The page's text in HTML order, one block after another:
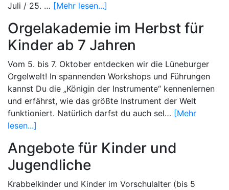
Juli / 25. … [Mehr lesen...]
Orgelakademie im Herbst für
Kinder ab 7 Jahren
Vom 5. bis 7. Oktober entdecken wir die Lüneburger
Orgelwelt! In spannenden Workshops und Führungen
kannst Du die „Königin der Instrumente“ kennenlernen
und erfährst, wie das größte Instrument der Welt
funktioniert. Natürlich darfst du auch sel… [Mehr
lesen...]
Angebote für Kinder und
Jugendliche
Krabbelkinder und Kinder im Vorschulalter (bis 5